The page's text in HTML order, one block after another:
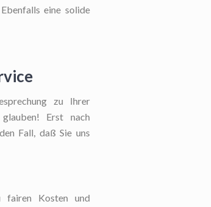
eine solide
zu Ihrer
Erst nach
Fall, daß Sie uns
fairen Kosten und